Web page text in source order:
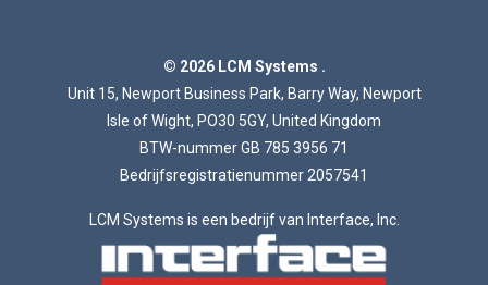
© 2026 LCM Systems .
Unit 15, Newport Business Park, Barry Way, Newport
Isle of Wight, PO30 5GY, United Kingdom
BTW-nummer GB 785 3956 71
Bedrijfsregistratienummer 2057541
LCM Systems is een bedrijf van Interface, Inc.